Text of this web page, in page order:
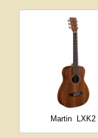
Martin LXK2